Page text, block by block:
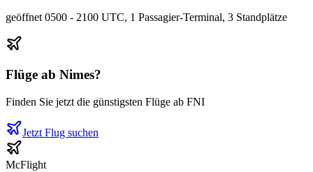
geöffnet 0500 - 2100 UTC, 1 Passagier-Terminal, 3 Standplätze
Flüge ab Nimes?
Finden Sie jetzt die günstigsten Flüge ab FNI
Jetzt Flug suchen
McFlight